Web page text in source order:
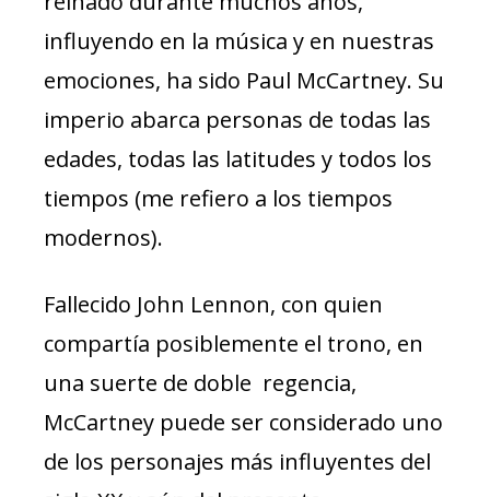
influyendo en la música y en nuestras
emociones, ha sido Paul McCartney. Su
imperio abarca personas de todas las
edades, todas las latitudes y todos los
tiempos (me refiero a los tiempos
modernos).
Fallecido John Lennon, con quien
compartía posiblemente el trono, en
una suerte de doble regencia,
McCartney puede ser considerado uno
de los personajes más influyentes del